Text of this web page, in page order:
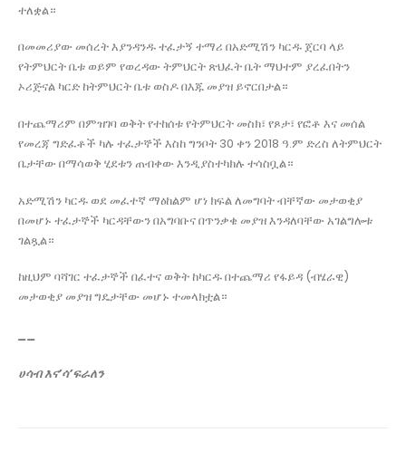
ተለቋል።
በመመሪያው መሰረት እያንዳንዱ ተፈታኝ ተማሪ በአድሚሽን ካርዱ ጀርባ ላይ
የትምህርት ቤቱ ወይም የወረዳው ትምህርት ጽህፈት ቤት ማህተም ያረፈበትን
ኦሪጅናል ካርድ ከትምህርት ቤቱ ወስዶ በእጁ መያዝ ይኖርበታል።
በተጨማሪም በምዝገባ ወቅት የተከሰቱ የትምህርት መስክ፣ የጾታ፣ የፎቶ እና መሰል
የመረጃ ግድፈቶች ካሉ ተፈታኞች እስከ ግንቦት 30 ቀን 2018 ዓ.ም ድረስ ለትምህርት
ቤታቸው በማሳወቅ ሂደቱን ጠብቀው እንዲያስተካክሉ ተሳስቧል።
አድሚሽን ካርዱ ወደ መፈተኛ ማዕከልም ሆነ ክፍል ለመግባት ብቸኛው መታወቂያ
በመሆኑ ተፈታኞች ካርዳቸውን በአግባቡና በጥንቃቄ መያዝ እንዳለባቸው አገልግሎቱ
ገልጿል።
ከዚህም ባሻገር ተፈታኞች በፈተና ወቅት ከካርዱ በተጨማሪ የፋይዳ (ብሄራዊ)
መታወቂያ መያዝ ግዴታቸው መሆኑ ተመላክቷል።
ሀሳብ እና’ሳ’ፍራለን